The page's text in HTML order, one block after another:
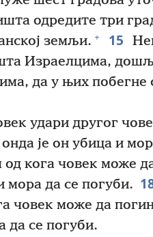
одредите три
земљи. + 15
Израелцима,
да у њих побегне
удари другог
је он убица и
кога човек може
мора да се погуби.
човек може да
да се погуби.